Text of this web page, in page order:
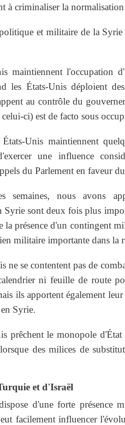
à criminaliser la normalisation
et militaire de la
maintiennent l'occupation
les États-Unis déploient
au contrôle du
ci) est de facto sous
Unis maintiennent
une influence
du Parlement en faveur
semaines, nous avons
Syrie sont deux fois plus
la présence d'un contingent
militaire importante dans la
ne se contentent pas de
ni feuille de route
ils apportent également
Syrie.
prêchent le monopole
des milices de
et d'Israël
d'une forte présence
facilement influencer